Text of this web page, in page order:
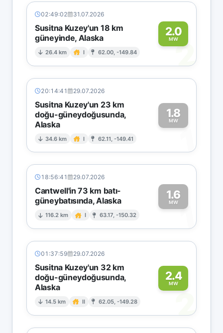
02:49:02 31.07.2026
Susitna Kuzey'un 18 km
güneyinde, Alaska
26.4 km I 62.00, -149.84
2.0
MW
2
20:14:41 29.07.2026
Susitna Kuzey'un 23 km
doğu-güneydoğusunda,
Alaska
34.6 km I 62.11, -149.41
1.8
MW
1
18:56:41 29.07.2026
Cantwell'in 73 km batı-
güneybatısında, Alaska
116.2 km I 63.17, -150.32
1.6
MW1
01:37:59 29.07.2026
Susitna Kuzey'un 32 km
doğu-güneydoğusunda,
Alaska
14.5 km II 62.05, -149.28
2.4
MW
2